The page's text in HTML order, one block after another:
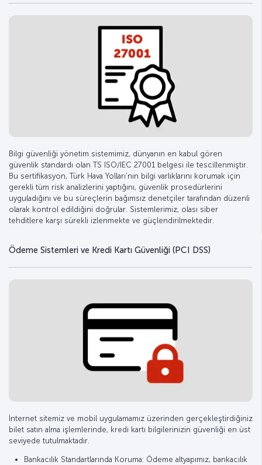
Bilgi güvenliği yönetim sistemimiz, dünyanın en kabul gören
güvenlik standardı olan TS ISO/IEC 27001 belgesi ile tescillenmiştir.
Bu sertifikasyon, Türk Hava Yolları'nın bilgi varlıklarını korumak için
gerekli tüm risk analizlerini yaptığını, güvenlik prosedürlerini
uyguladığını ve bu süreçlerin bağımsız denetçiler tarafından düzenli
olarak kontrol edildiğini doğrular. Sistemlerimiz, olası siber
tehditlere karşı sürekli izlenmekte ve güçlendirilmektedir.
Ödeme Sistemleri ve Kredi Kartı Güvenliği (PCI DSS)
İnternet sitemiz ve mobil uygulamamız üzerinden gerçekleştirdiğiniz
bilet satın alma işlemlerinde, kredi kartı bilgilerinizin güvenliği en üst
seviyede tutulmaktadır.
Bankacılık Standartlarında Koruma: Ödeme altyapımız, bankacılık